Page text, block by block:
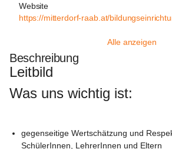
Website
https://mitterdorf-raab.at/
Alle anzeigen
Beschreibung
Leitbild
Was uns wichtig ist:
gegenseitige Wertschätzung und
SchülerInnen, LehrerInnen und Eltern